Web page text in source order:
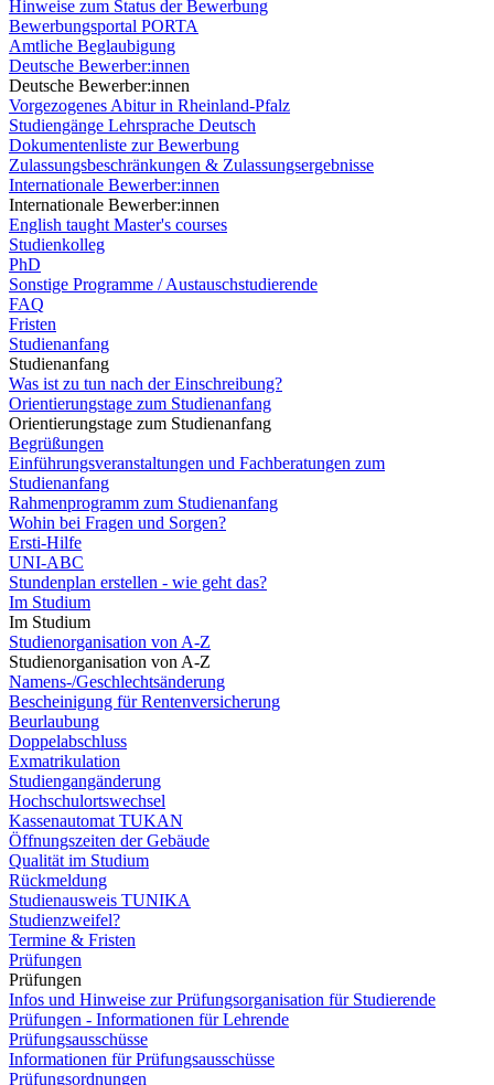
Hinweise zum Status der Bewerbung
Bewerbungsportal PORTA
Amtliche Beglaubigung
Deutsche Bewerber:innen
Deutsche Bewerber:innen
Vorgezogenes Abitur in Rheinland-Pfalz
Studiengänge Lehrsprache Deutsch
Dokumentenliste zur Bewerbung
Zulassungsbeschränkungen & Zulassungsergebnisse
Internationale Bewerber:innen
Internationale Bewerber:innen
English taught Master's courses
Studienkolleg
PhD
Sonstige Programme / Austauschstudierende
FAQ
Fristen
Studienanfang
Studienanfang
Was ist zu tun nach der Einschreibung?
Orientierungstage zum Studienanfang
Orientierungstage zum Studienanfang
Begrüßungen
Einführungsveranstaltungen und Fachberatungen zum
Studienanfang
Rahmenprogramm zum Studienanfang
Wohin bei Fragen und Sorgen?
Ersti-Hilfe
UNI-ABC
Stundenplan erstellen - wie geht das?
Im Studium
Im Studium
Studienorganisation von A-Z
Studienorganisation von A-Z
Namens-/Geschlechtsänderung
Bescheinigung für Rentenversicherung
Beurlaubung
Doppelabschluss
Exmatrikulation
Studiengangänderung
Hochschulortswechsel
Kassenautomat TUKAN
Öffnungszeiten der Gebäude
Qualität im Studium
Rückmeldung
Studienausweis TUNIKA
Studienzweifel?
Termine & Fristen
Prüfungen
Prüfungen
Infos und Hinweise zur Prüfungsorganisation für Studierende
Prüfungen - Informationen für Lehrende
Prüfungsausschüsse
Informationen für Prüfungsausschüsse
Prüfungsordnungen